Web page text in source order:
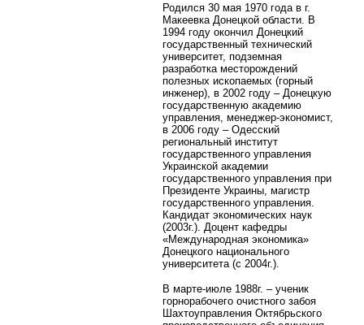
Родился 30 мая 1970 года в г.
Макеевка Донецкой области. В
1994 году окончил Донецкий
государственный технический
университет, подземная
разработка месторождений
полезных ископаемых (горный
инженер), в 2002 году – Донецкую
государственную академию
управления, менеджер-экономист,
в 2006 году – Одесский
региональный институт
государственного управления
Украинской академии
государственного управления при
Президенте Украины, магистр
государственного управления.
Кандидат экономических наук
(2003г.). Доцент кафедры
«Международная экономика»
Донецкого национального
университета (с 2004г.).
В марте-июле 1988г. – ученик
горнорабочего очистного забоя
Шахтоуправления Октябрьского